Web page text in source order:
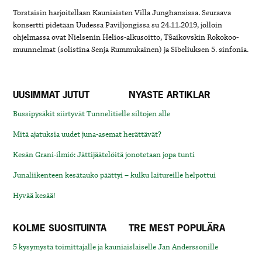
Torstaisin harjoitellaan Kauniaisten Villa Junghansissa. Seuraava
konsertti pidetään Uudessa Paviljongissa su 24.11.2019, jolloin
ohjelmassa ovat Nielsenin Helios-alkusoitto, Tšaikovskin Rokokoo-
muunnelmat (solistina Senja Rummukainen) ja Sibeliuksen 5. sinfonia.
UUSIMMAT JUTUT NYASTE ARTIKLAR
Bussipysäkit siirtyvät Tunnelitielle siltojen alle
Mitä ajatuksia uudet juna-asemat herättävät?
Kesän Grani-ilmiö: Jättijäätelöitä jonotetaan jopa tunti
Junaliikenteen kesätauko päättyi – kulku laitureille helpottui
Hyvää kesää!
KOLME SUOSITUINTA TRE MEST POPULÄRA
5 kysymystä toimittajalle ja kauniaislaiselle Jan Anderssonille